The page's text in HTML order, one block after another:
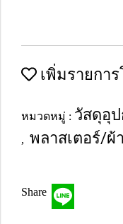
เพิ่มรายกา
หมวดหมู่ : วัสดุอุ
, พลาสเตอร์/ผ้
Share